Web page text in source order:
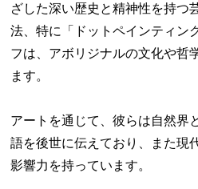
ざした深い歴史と精神性を持つ
法、特に「ドットペインティン
フは、アボリジナルの文化や哲
ます。
アートを通じて、彼らは自然界
語を後世に伝えており、また現
影響力を持っています。